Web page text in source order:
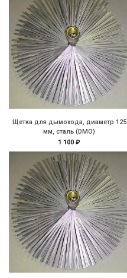
Щетка для дымохода, диаметр 125
мм, сталь (DMO)
1 100 ₽